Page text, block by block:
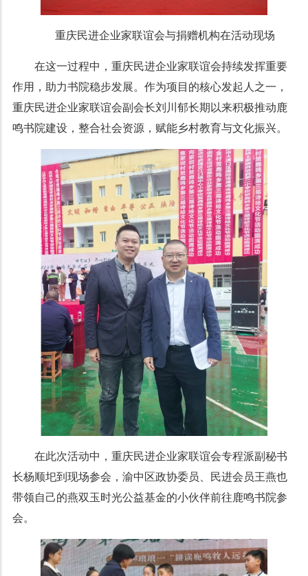
重庆民进企业家联谊会与捐赠机构在活动现场
在这一过程中，重庆民进企业家联谊会持续发挥重要
作用，助力书院稳步发展。 作为项目的核心发起人之一，
重庆民进企业家联谊会副会长刘川郁长期以来积极推动鹿
鸣书院建设，整合社会资源，赋能乡村教育与文化振兴。
在此次活动中，重庆民进企业家联谊会专程派副秘书
长杨顺圯到现场参会， 渝中区政协委员、民进会员王燕也
带领自己的燕双玉时光公益基金的小伙伴前往鹿鸣书院参
会。